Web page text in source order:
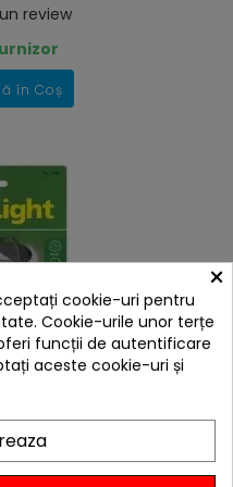
review
în Coș
LED Coghlans
lei
×
cookie-uri pentru
Cookie-urile unor terțe
funcții de autentificare
aceste cookie-uri și